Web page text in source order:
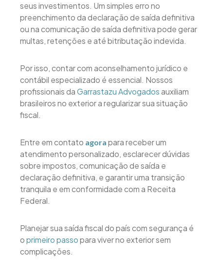
seus investimentos. Um simples erro no
preenchimento da declaração de saída definitiva
ou na comunicação de saída definitiva pode gerar
multas, retenções e até bitributação indevida.
Por isso, contar com aconselhamento jurídico e
contábil especializado é essencial. Nossos
profissionais daGarrastazu Advogadosauxiliam
brasileiros no exterior a regularizar sua situação
fiscal.
Entre em contato agora para receber um
atendimento personalizado, esclarecer dúvidas
sobre impostos, comunicação de saída e
declaração definitiva, e garantir uma transição
tranquila e em conformidade com a Receita
Federal.
Planejar sua saída fiscal do país com segurança é
oprimeiro passopara viver no exterior sem
complicações.